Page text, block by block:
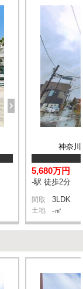
神奈川
5,680万円
-駅 徒歩2分
間取 3LDK
土地 -㎡